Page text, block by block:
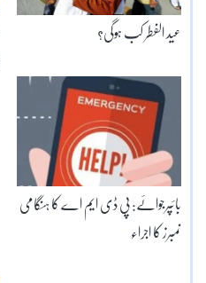
عید الفطر کب ہوگی؟
بائپرجوائے: پی ڈی ایم اے کا ہنگامی
نمبرز کا اجراء